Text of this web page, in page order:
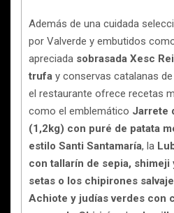
Además de una cuidada
por Valverde y embutidos
apreciada sobrasada Xesc
trufa y conservas catalanas
el restaurante ofrece recetas
como el emblemático Jarrete
(1,2kg) con puré de patata
estilo Santi Santamaría, la
con tallarín de sepia, shimeji
setas o los chipirones
Achiote y judías verdes con